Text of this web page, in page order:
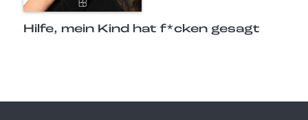
Hilfe, mein Kind hat f*cken gesagt